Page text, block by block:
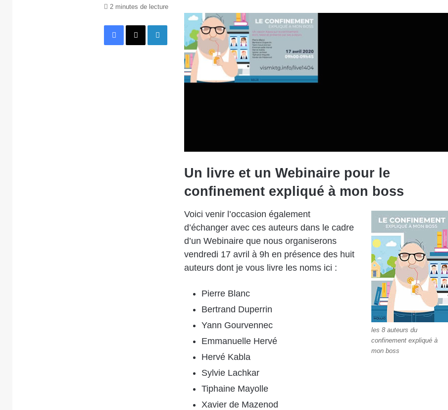
Un livre et un Webinaire pour le
confinement expliqué à mon boss
les 8 auteurs du
confinement expliqué à
mon boss
Voici venir l’occasion également
d’échanger avec ces auteurs dans le cadre
d’un Webinaire que nous organiserons
vendredi 17 avril à 9h en présence des huit
auteurs dont je vous livre les noms ici :
Pierre Blanc
Bertrand Duperrin
Yann Gourvennec
Emmanuelle Hervé
Hervé Kabla
Sylvie Lachkar
Tiphaine Mayolle
Xavier de Mazenod
2 minutes de lecture
Facebook
X Linkedin